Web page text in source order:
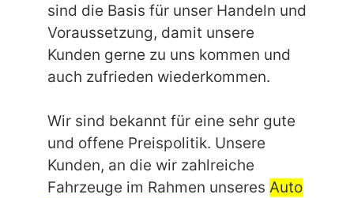
sind die Basis für unser Handeln und
Voraussetzung, damit unsere
Kunden gerne zu uns kommen und
auch zufrieden wiederkommen.
Wir sind bekannt für eine sehr gute
und offene Preispolitik. Unsere
Kunden, an die wir zahlreiche
Fahrzeuge im Rahmen unseres Auto